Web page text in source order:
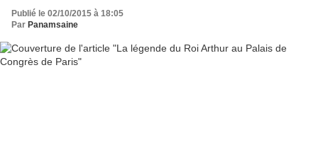
Publié le 02/10/2015 à 18:05
Par Panamsaine